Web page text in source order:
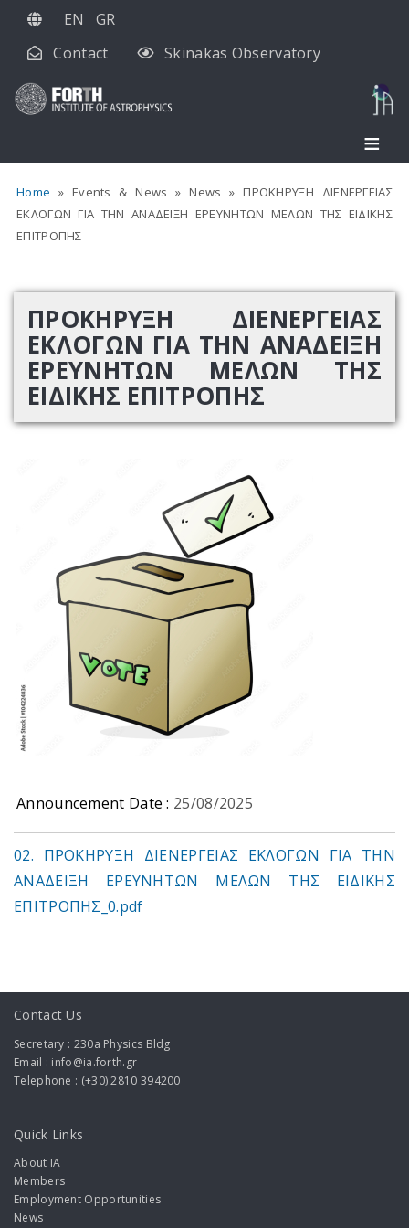
Skip
main
EN
GR
Contact
Skinakas Observatory
Home Events & News News
ΠΡΟΚΗΡΥΞΗ ΔΙΕΝΕΡΓΕΙΑΣ
ΕΚΛΟΓΩΝ ΓΙΑ ΤΗΝ ΑΝΑΔΕΙΞΗ ΕΡΕΥΝΗΤΩΝ ΜΕΛΩΝ ΤΗΣ ΕΙΔΙΚΗΣ
ΕΠΙΤΡΟΠΗΣ
ΠΡΟΚΗΡΥΞΗ ΔΙΕΝΕΡΓΕΙΑΣ
ΕΚΛΟΓΩΝ ΓΙΑ ΤΗΝ ΑΝΑΔΕΙΞΗ
ΕΡΕΥΝΗΤΩΝ ΜΕΛΩΝ ΤΗΣ
ΕΙΔΙΚΗΣ ΕΠΙΤΡΟΠΗΣ
Announcement Date : 25/08/2025
02. ΠΡΟΚΗΡΥΞΗ ΔΙΕΝΕΡΓΕΙΑΣ ΕΚΛΟΓΩΝ ΓΙΑ ΤΗΝ
ΑΝΑΔΕΙΞΗ ΕΡΕΥΝΗΤΩΝ ΜΕΛΩΝ ΤΗΣ ΕΙΔΙΚΗΣ
ΕΠΙΤΡΟΠΗΣ_0.pdf
Contact Us
Secretary : 230a Physics Bldg
Email : info@ia.forth.gr
Telephone : (+30) 2810 394200
Quick Links
About IA
Members
Employment Opportunities
News